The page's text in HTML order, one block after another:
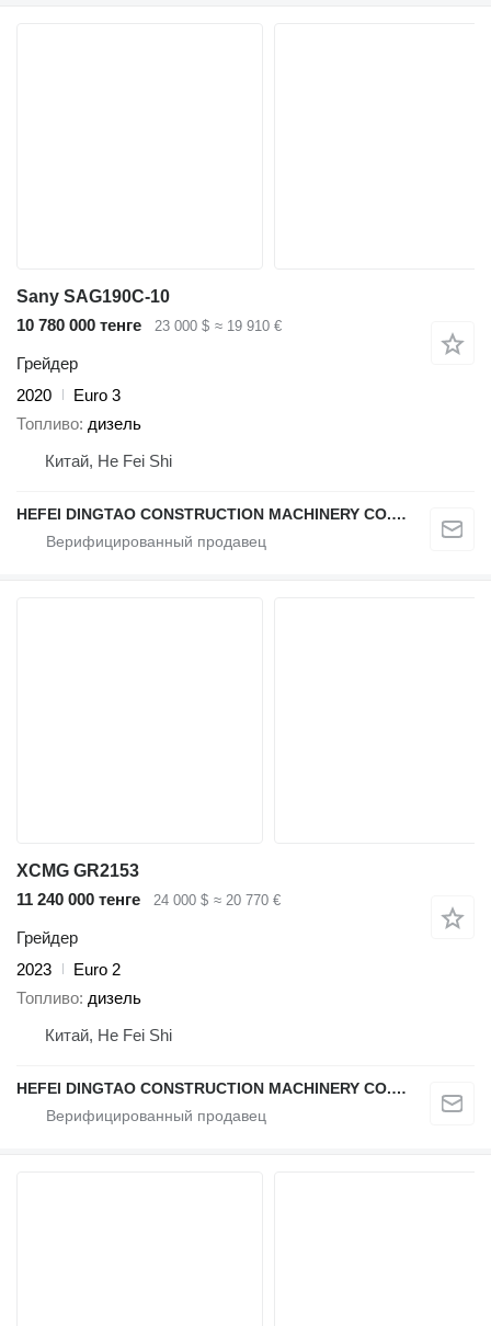
Sany SAG190C-10
10 780 000 тенге
23 000 $ ≈ 19 910 €
Грейдер
2020
Euro 3
Топливо дизель
Китай, He Fei Shi
HEFEI DINGTAO CONSTRUCTION MACHINERY CO., LIMITED
XCMG GR2153
11 240 000 тенге
24 000 $ ≈ 20 770 €
Грейдер
2023
Euro 2
Топливо дизель
Китай, He Fei Shi
HEFEI DINGTAO CONSTRUCTION MACHINERY CO., LIMITED